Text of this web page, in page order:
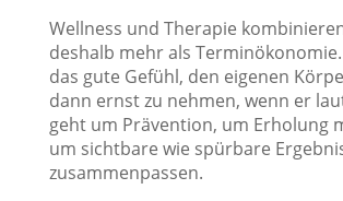
Wellness und Therapie
deshalb mehr als
das gute Gefühl, den eigenen
dann ernst zu nehmen, wenn er
geht um Prävention, um Erholung
um sichtbare wie spürbare
zusammenpassen.